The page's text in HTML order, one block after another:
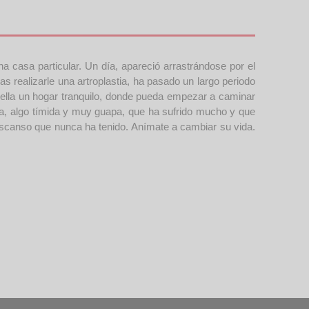
casa particular. Un día, apareció arrastrándose por el
realizarle una artroplastia, ha pasado un largo periodo
un hogar tranquilo, donde pueda empezar a caminar
algo tímida y muy guapa, que ha sufrido mucho y que
que nunca ha tenido. Anímate a cambiar su vida.